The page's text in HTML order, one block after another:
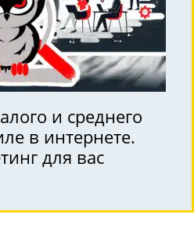
и среднего
в интернете.
для вас